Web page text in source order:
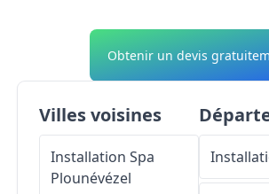
Obtenir un devis
Villes voisines
Installation Spa
Plounévézel